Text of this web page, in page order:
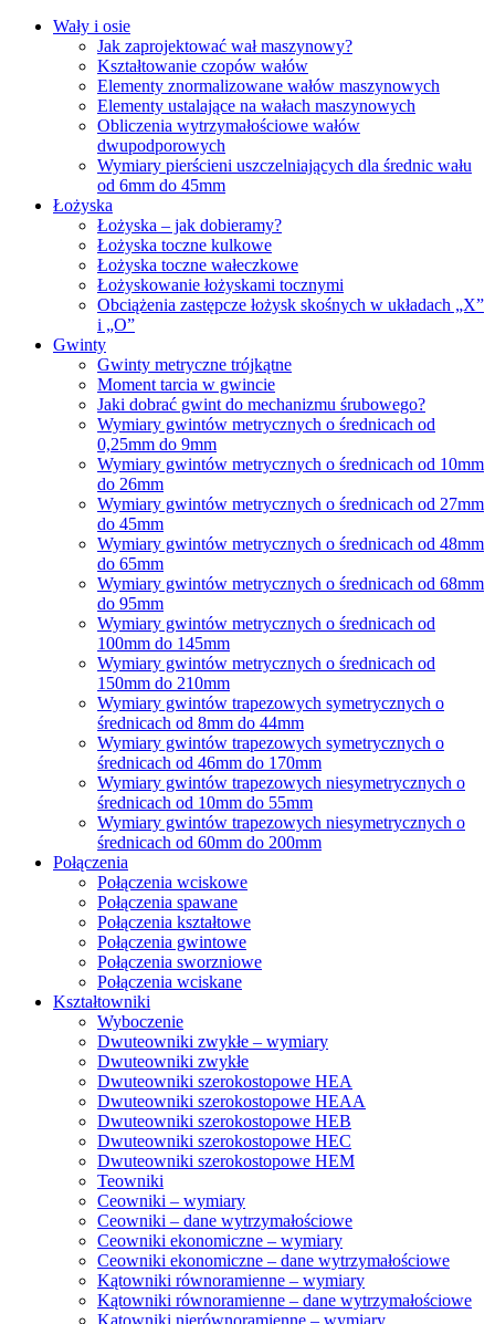
Wały i osie
Jak zaprojektować wał maszynowy?
Kształtowanie czopów wałów
Elementy znormalizowane wałów maszynowych
Elementy ustalające na wałach maszynowych
Obliczenia wytrzymałościowe wałów
dwupodporowych
Wymiary pierścieni uszczelniających dla średnic wału
od 6mm do 45mm
Łożyska
Łożyska – jak dobieramy?
Łożyska toczne kulkowe
Łożyska toczne wałeczkowe
Łożyskowanie łożyskami tocznymi
Obciążenia zastępcze łożysk skośnych w układach „X”
i „O”
Gwinty
Gwinty metryczne trójkątne
Moment tarcia w gwincie
Jaki dobrać gwint do mechanizmu śrubowego?
Wymiary gwintów metrycznych o średnicach od
0,25mm do 9mm
Wymiary gwintów metrycznych o średnicach od 10mm
do 26mm
Wymiary gwintów metrycznych o średnicach od 27mm
do 45mm
Wymiary gwintów metrycznych o średnicach od 48mm
do 65mm
Wymiary gwintów metrycznych o średnicach od 68mm
do 95mm
Wymiary gwintów metrycznych o średnicach od
100mm do 145mm
Wymiary gwintów metrycznych o średnicach od
150mm do 210mm
Wymiary gwintów trapezowych symetrycznych o
średnicach od 8mm do 44mm
Wymiary gwintów trapezowych symetrycznych o
średnicach od 46mm do 170mm
Wymiary gwintów trapezowych niesymetrycznych o
średnicach od 10mm do 55mm
Wymiary gwintów trapezowych niesymetrycznych o
średnicach od 60mm do 200mm
Połączenia
Połączenia wciskowe
Połączenia spawane
Połączenia kształtowe
Połączenia gwintowe
Połączenia sworzniowe
Połączenia wciskane
Kształtowniki
Wyboczenie
Dwuteowniki zwykłe – wymiary
Dwuteowniki zwykłe
Dwuteowniki szerokostopowe HEA
Dwuteowniki szerokostopowe HEAA
Dwuteowniki szerokostopowe HEB
Dwuteowniki szerokostopowe HEC
Dwuteowniki szerokostopowe HEM
Teowniki
Ceowniki – wymiary
Ceowniki – dane wytrzymałościowe
Ceowniki ekonomiczne – wymiary
Ceowniki ekonomiczne – dane wytrzymałościowe
Kątowniki równoramienne – wymiary
Kątowniki równoramienne – dane wytrzymałościowe